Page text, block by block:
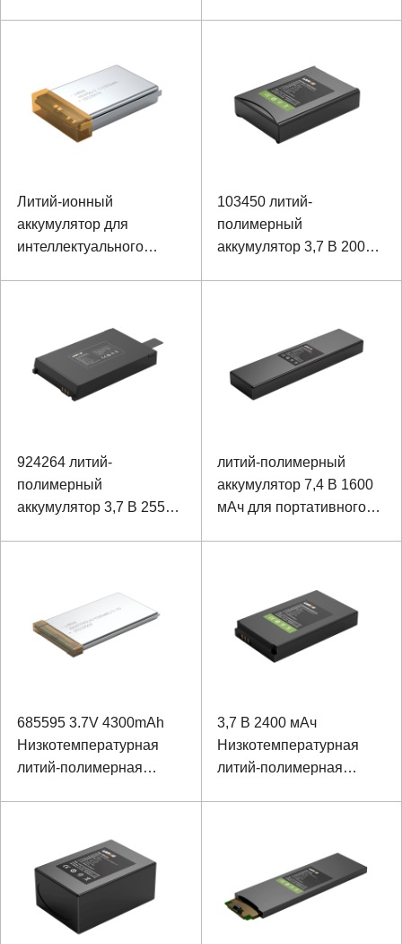
Литий-ионный
аккумулятор для
интеллектуального
медицинского
оборудования
103450 литий-
полимерный
аккумулятор 3,7 В 2000
924264 литий-
полимерный
аккумулятор 3,7 В 2550
литий-полимерный
аккумулятор 7,4 В 1600
мАч для портативного
685595 3.7V 4300mAh
Низкотемпературная
литий-полимерная
3,7 В 2400 мАч
Низкотемпературная
литий-полимерная